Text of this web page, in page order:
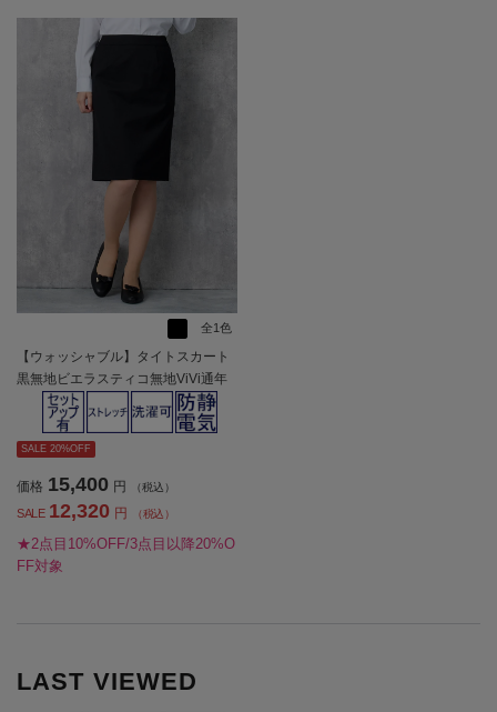
全1色
【ウォッシャブル】タイトスカート
黒無地ビエラスティコ無地ViVi通年
【レディース】
SALE 20%OFF
価格 15,400 円 （税込）
SALE 12,320 円 （税込）
★2点目10%OFF/3点目以降20%O
FF対象
LAST VIEWED